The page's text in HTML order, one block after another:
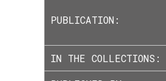
PUBLICATION:
IN THE COLLECTIONS: